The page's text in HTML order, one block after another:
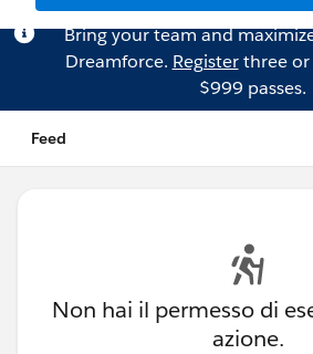
Bring your team and
Dreamforce. Registerthree or
$999 passes.
Feed
Non hai il permesso di
azione.